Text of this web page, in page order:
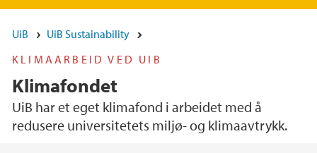
UiB
UiB Sustainability
KLIMAARBEID VED UIB
Klimafondet
UiB har et eget klimafond i arbeidet med å
redusere universitetets miljø- og klimaavtrykk.